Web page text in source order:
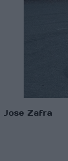
Jose Zafra